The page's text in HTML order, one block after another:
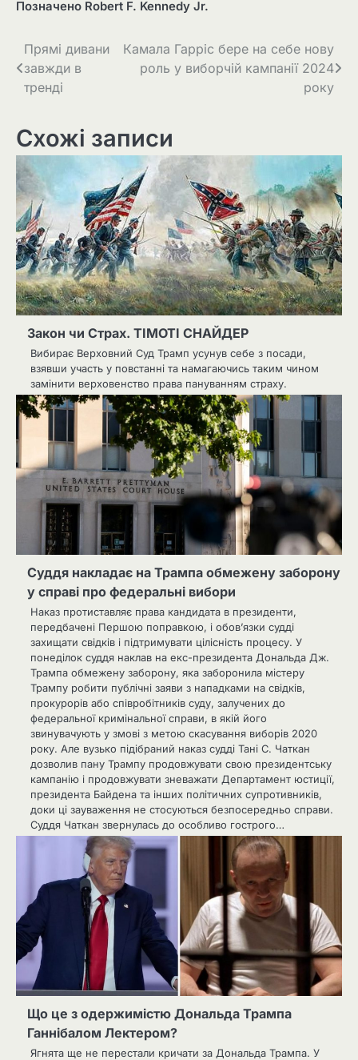
Позначено Robert F. Kennedy Jr.
Навігація
записів
Прямі дивани
завжди в
тренді
Камала Гарріс бере на себе нову
роль у виборчій кампанії 2024
року
Схожі записи
Закон чи Страх. ТІМОТІ СНАЙДЕР
Вибирає Верховний Суд Трамп усунув себе з посади,
взявши участь у повстанні та намагаючись таким чином
замінити верховенство права пануванням страху.
Суддя накладає на Трампа обмежену заборону
у справі про федеральні вибори
Наказ протиставляє права кандидата в президенти,
передбачені Першою поправкою, і обов’язки судді
захищати свідків і підтримувати цілісність процесу. У
понеділок суддя наклав на екс-президента Дональда Дж.
Трампа обмежену заборону, яка заборонила містеру
Трампу робити публічні заяви з нападками на свідків,
прокурорів або співробітників суду, залучених до
федеральної кримінальної справи, в якій його
звинувачують у змові з метою скасування виборів 2020
року. Але вузько підібраний наказ судді Тані С. Чаткан
дозволив пану Трампу продовжувати свою президентську
кампанію і продовжувати зневажати Департамент юстиції,
президента Байдена та інших політичних супротивників,
доки ці зауваження не стосуються безпосередньо справи.
Суддя Чаткан звернулась до особливо гострого…
Що це з одержимістю Дональда Трампа
Ганнібалом Лектером?
Ягнята ще не перестали кричати за Дональда Трампа. У